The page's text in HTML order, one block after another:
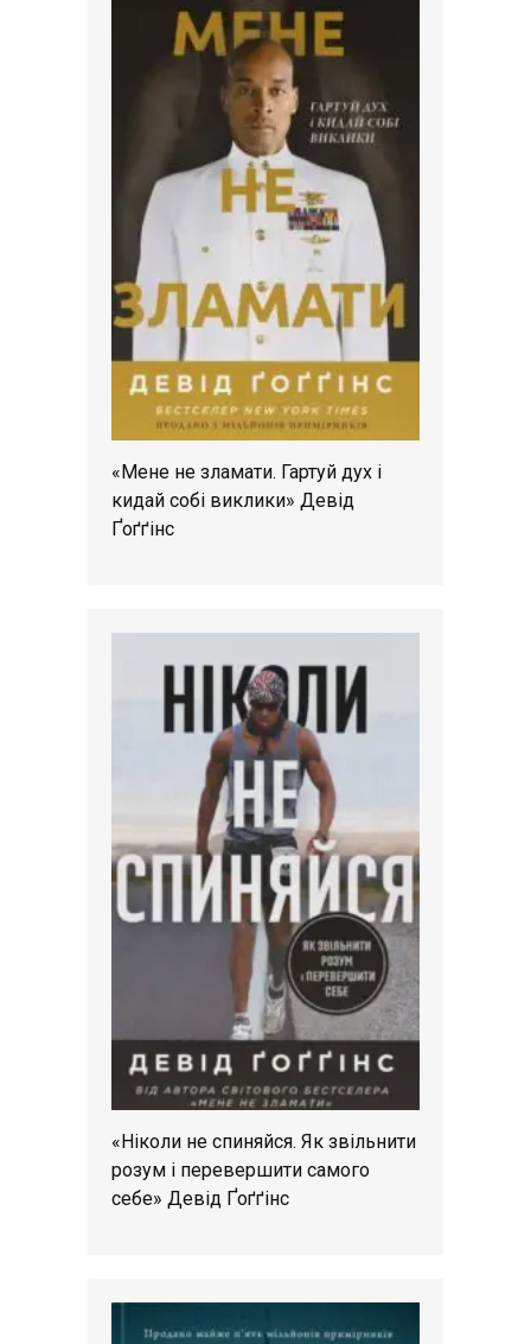
«Мене не зламати. Гартуй дух і
кидай собі виклики» Девід
Ґоґґінс
«Ніколи не спиняйся. Як звільнити
розум і перевершити самого
себе» Девід Ґоґґінс